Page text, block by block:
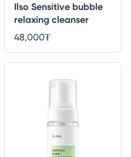
Ilso Sensitive bubble
relaxing cleanser
48,000₮